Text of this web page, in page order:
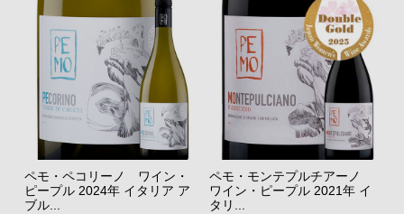
ペモ・ペコリーノ ワイン・
ピープル 2024年 イタリア ア
ブル...
ペモ・モンテプルチアーノ
ワイン・ピープル 2021年 イ
タリ...